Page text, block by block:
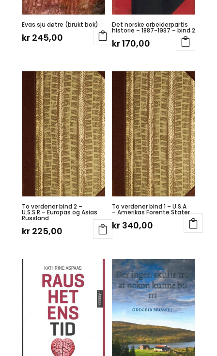
Evas sju døtre (brukt bok)
kr245,00
Det norske arbeiderpartis
historie – 1887-1937 – bind 2
kr170,00
To verdener bind 2 –
U.S.S.R – Europas og Asias
Russland
kr225,00
To verdener bind 1 – U.S.A
– Amerikas Forente Stater
kr 340,00